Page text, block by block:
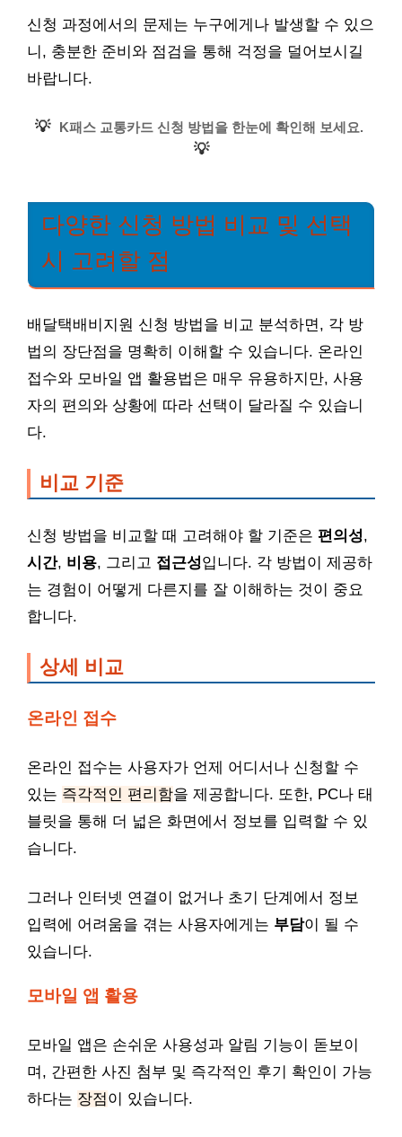
신청 과정에서의 문제는 누구에게나 발생할 수 있으
니, 충분한 준비와 점검을 통해 걱정을 덜어보시길
바랍니다.
💡 K패스 교통카드 신청 방법을 한눈에 확인해 보세요.
💡
다양한 신청 방법 비교 및 선택
시 고려할 점
배달택배비지원 신청 방법을 비교 분석하면, 각 방
법의 장단점을 명확히 이해할 수 있습니다. 온라인
접수와 모바일 앱 활용법은 매우 유용하지만, 사용
자의 편의와 상황에 따라 선택이 달라질 수 있습니
다.
비교 기준
신청 방법을 비교할 때 고려해야 할 기준은 편의성,
시간, 비용, 그리고 접근성입니다. 각 방법이 제공하
는 경험이 어떻게 다른지를 잘 이해하는 것이 중요
합니다.
상세 비교
온라인 접수
온라인 접수는 사용자가 언제 어디서나 신청할 수
있는 즉각적인 편리함을 제공합니다. 또한, PC나 태
블릿을 통해 더 넓은 화면에서 정보를 입력할 수 있
습니다.
그러나 인터넷 연결이 없거나 초기 단계에서 정보
입력에 어려움을 겪는 사용자에게는 부담이 될 수
있습니다.
모바일 앱 활용
모바일 앱은 손쉬운 사용성과 알림 기능이 돋보이
며, 간편한 사진 첨부 및 즉각적인 후기 확인이 가능
하다는 장점이 있습니다.